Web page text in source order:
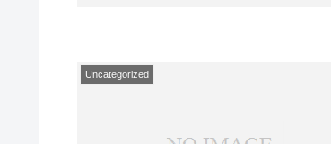
Uncategorized